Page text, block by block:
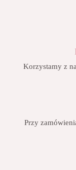
Korzystamy z
Przy